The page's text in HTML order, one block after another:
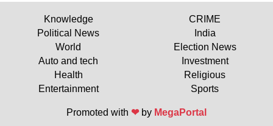
Knowledge
CRIME
Political News
India
World
Election News
Auto and tech
Investment
Health
Religious
Entertainment
Sports
Promoted with ❤by MegaPortal